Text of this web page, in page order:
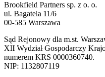
Brookfield Partners sp. z o. o.
ul. Bagatela 11/6
00-585 Warszawa
Sąd Rejonowy dla m.st.
XII Wydział Gospodarczy
numerem KRS 0000360740.
NIP: 1132807119